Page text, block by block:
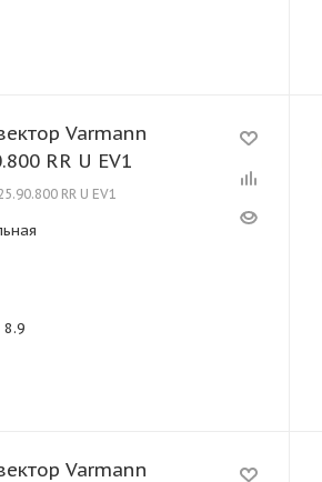
Varmann
RR U EV1
RR U EV1
8.9
Varmann